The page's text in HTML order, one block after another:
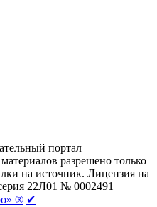
портал
разрешено только
на источник. Лицензия на
22Л01 № 0002491
® ✔